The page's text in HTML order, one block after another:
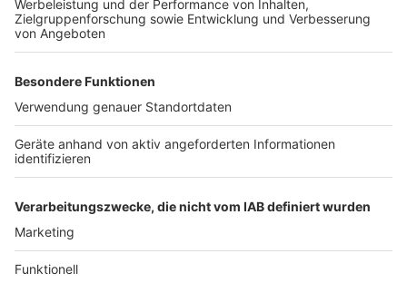
Die Entscheidung des BGH zur Facebook-
https://www.rtl.de/cms/kartellamt-setzt-sich-im-
streit-mit-facebook-vor-bgh-durch-4565341.html
Autor: Joachim Schultheis
Anzeige